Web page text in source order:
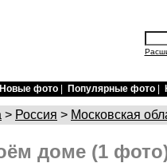
Новые фото Популярные фото
> Россия > Московская
доме (1